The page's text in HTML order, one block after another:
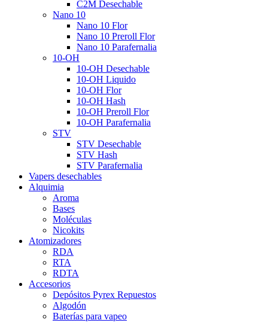
C2M Desechable
Nano 10
Nano 10 Flor
Nano 10 Preroll Flor
Nano 10 Parafernalia
10-OH
10-OH Desechable
10-OH Liquido
10-OH Flor
10-OH Hash
10-OH Preroll Flor
10-OH Parafernalia
STV
STV Desechable
STV Hash
STV Parafernalia
Vapers desechables
Alquimia
Aroma
Bases
Moléculas
Nicokits
Atomizadores
RDA
RTA
RDTA
Accesorios
Depósitos Pyrex Repuestos
Algodón
Baterías para vapeo